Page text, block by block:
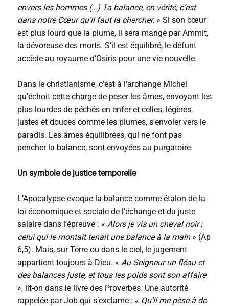
envers les hommes (…) Ta balance, en vérité, c’est
dans notre Cœur qu’il faut la chercher. » Si son cœur
est plus lourd que la plume, il sera mangé par Ammit,
la dévoreuse des morts. S’il est équilibré, le défunt
accède au royaume d’Osiris pour une vie nouvelle.
Dans le christianisme, c’est à l’archange Michel
qu’échoit cette charge de peser les âmes, envoyant les
plus lourdes de péchés en enfer et celles, légères,
justes et douces comme les plumes, s’envoler vers le
paradis. Les âmes équilibrées, qui ne font pas
pencher la balance, sont envoyées au purgatoire.
Un symbole de justice temporelle
L’Apocalypse évoque la balance comme étalon de la
loi économique et sociale de l’échange et du juste
salaire dans l’épreuve : « Alors je vis un cheval noir ;
celui qui le montait tenait une balance à la main» (Ap
6,5). Mais, sur Terre ou dans le ciel, le jugement
appartient toujours à Dieu. « Au Seigneur un fléau et
des balances juste, et tous les poids sont son affaire
», lit-on dans le livre des Proverbes. Une autorité
rappelée par Job qui s’exclame : « Qu’il me pèse à de